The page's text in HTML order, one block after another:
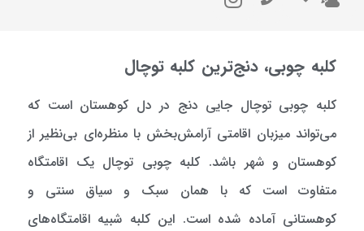
کلبه چوبی، دنج‌ترین کلبه توچال
کلبه چوبی توچال جایی دنج در دل کوهستان است که
می‌تواند میزبان اقامتی آرامش‌بخش با منظره‌ای بی‌نظیر از
کوهستان و شهر باشد. کلبه چوبی توچال یک اقامتگاه
متفاوت است که با همان سبک و سیاق سنتی و
کوهستانی آماده شده است. این کلبه شبیه اقامتگاه‌های